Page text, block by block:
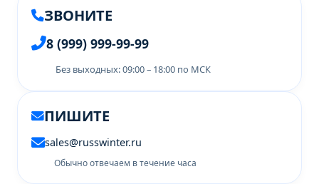
ЗВОНИТЕ
8 (999) 999-99-99
Без выходных: 09:00 – 18:00 по МСК
ПИШИТЕ
sales@russwinter.ru
Обычно отвечаем в течение часа